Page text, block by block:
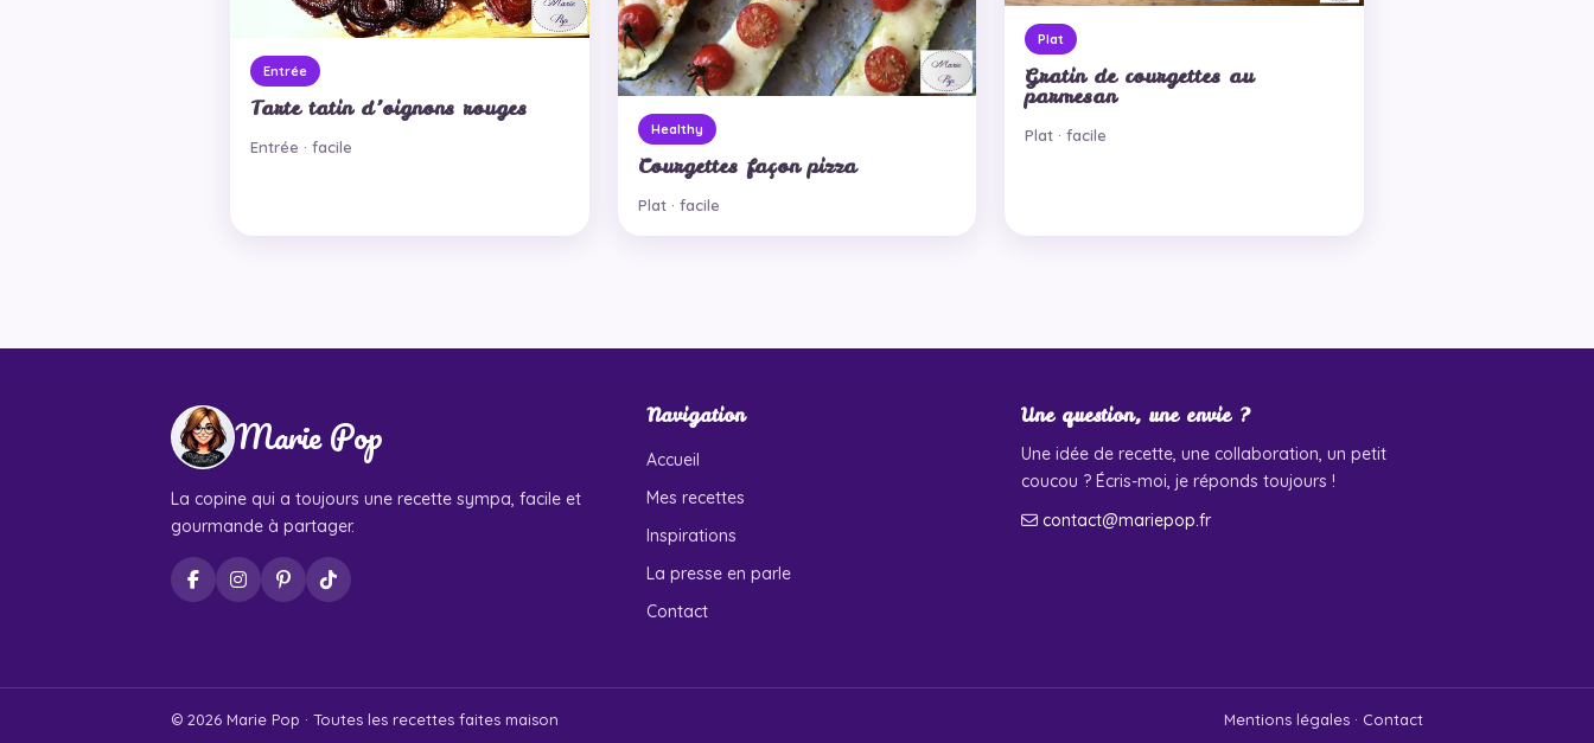
Entrée
Tarte tatin d’oignons rouges
Entrée · facile
Healthy
Courgettes façon pizza
Plat · facile
Plat
Gratin de courgettes au
parmesan
Plat · facile
Marie Pop
La copine qui a toujours une recette sympa, facile et
gourmande à partager.
Navigation
Accueil
Mes recettes
Inspirations
La presse en parle
Contact
Une question, une envie ?
Une idée de recette, une collaboration, un petit
coucou ? Écris-moi, je réponds toujours !
contact@mariepop.fr
© 2026 Marie Pop · Toutes les recettes faites maison Mentions légales · Contact